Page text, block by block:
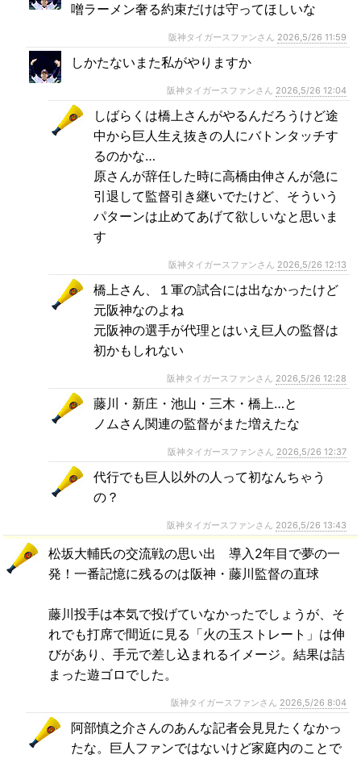
噌ラーメン奢る約束だけは守ってほしいな
阪神タイガースファンさん 2026,5/26 11:59
しかたないまた私がやりますか
阪神タイガースファンさん 2026,5/26 12:04
しばらくは橋上さんがやるんだろうけど途
中から巨人生え抜きの人にバトンタッチす
るのかな…
原さんが辞任した時に高橋由伸さんが急に
引退して監督引き継いでたけど、そういう
パターンは止めてあげて欲しいなと思いま
す
阪神タイガースファンさん 2026,5/26 12:13
橋上さん、１軍の試合には出なかったけど
元阪神なのよね
元阪神の選手が代理とはいえ巨人の監督は
初かもしれない
阪神タイガースファンさん 2026,5/26 12:28
藤川・新庄・池山・三木・橋上…と
ノムさん関連の監督がまた増えたな
阪神タイガースファンさん 2026,5/26 12:37
代行でも巨人以外の人って初なんちゃう
の？
阪神タイガースファンさん 2026,5/26 13:43
松坂大輔氏の交流戦の思い出 導入2年目で夢の一
発！一番記憶に残るのは阪神・藤川監督の直球
藤川投手は本気で投げていなかったでしょうが、そ
れでも打席で間近に見る「火の玉ストレート」は伸
びがあり、手元で差し込まれるイメージ。結果は詰
まった遊ゴロでした。
阪神タイガースファンさん 2026,5/26 8:04
阿部慎之介さんのあんな記者会見見たくなかっ
たな。巨人ファンではないけど家庭内のことで